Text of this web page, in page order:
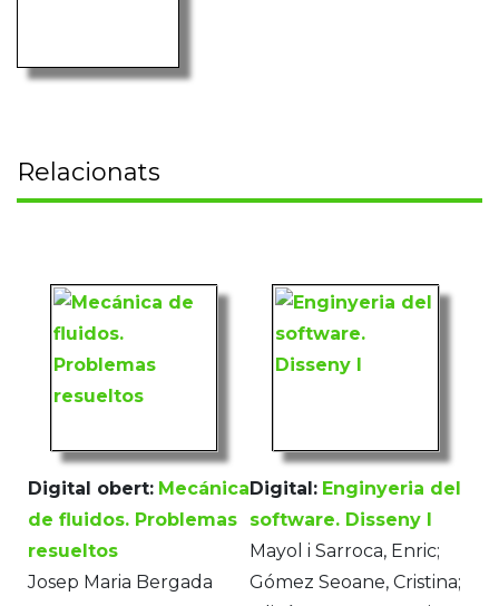
Relacionats
Digital obert: Mecánica
de fluidos. Problemas
resueltos
Josep Maria Bergada
Digital: Enginyeria del
software. Disseny I
Mayol i Sarroca, Enric;
Gómez Seoane, Cristina;